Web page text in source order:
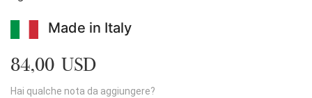
Made in Italy
84,00 USD
Hai qualche nota da aggiungere?